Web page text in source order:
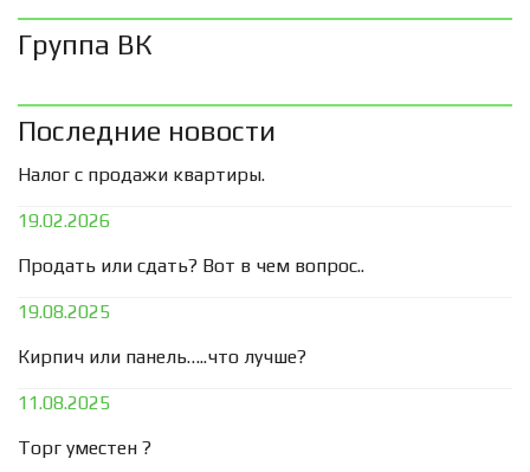
Группа ВК
Последние новости
Налог с продажи квартиры.
19.02.2026
Продать или сдать? Вот в чем вопрос..
19.08.2025
Кирпич или панель…..что лучше?
11.08.2025
Торг уместен ?